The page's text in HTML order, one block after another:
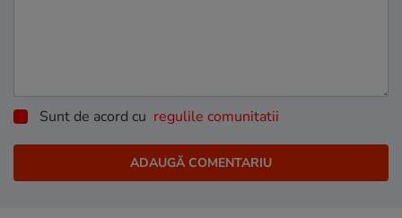
Sunt de acord cu regulile comunitatii